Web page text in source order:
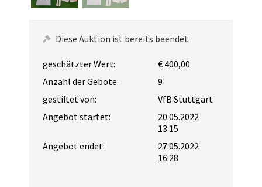
Diese Auktion ist bereits beendet.
geschätzter Wert:
€ 400,00
Anzahl der Gebote:
9
gestiftet von:
VfB Stuttgart
Angebot startet:
20.05.2022
13:15
Angebot endet:
27.05.2022
16:28